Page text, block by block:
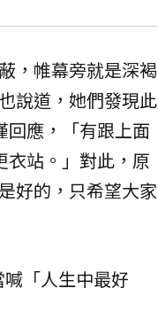
，帷幕旁就是深褐
說道，她們發現此
回應，「有跟上面
衣站。」對此，原
好的，只希望大家
「人生中最好